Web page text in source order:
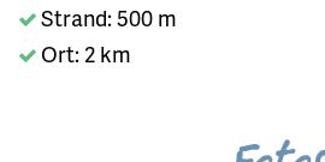
Strand: 500 m
Ort: 2 km